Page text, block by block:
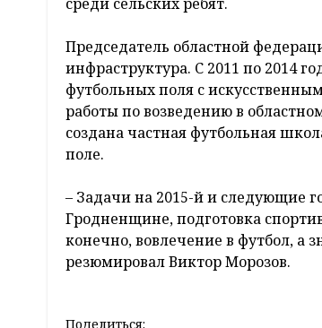
Председатель областной
инфраструктура. С 2011 по 2014
футбольных поля с
работы по возведению в
создана частная футбольная
поле.
– Задачи на 2015-й и следующие
Гродненщине, подготовка
конечно, вовлечение в футбол, а
резюмировал Виктор Морозов.
Поделиться: